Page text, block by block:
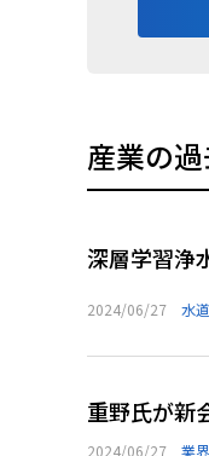
産業の
深層学習浄
2024/06/27 水
重野氏が新
2024/06/27 業